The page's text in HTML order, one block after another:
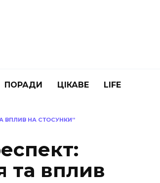
ПОРАДИ ЦІКАВЕ LIFE
ВПЛИВ НА СТОСУНКИ”
та вплив